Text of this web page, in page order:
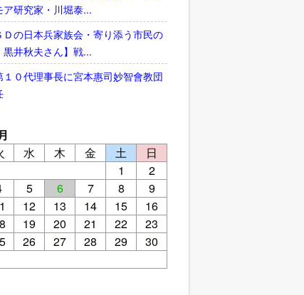
ア研究家・川堀泰...
Ｄの日本兵家族会・寄り添う市民の
黒井秋夫さん】戦...
０代理事長に宮本惠司妙智會教団
水 木 金 土
日
1
2
5 6 7 8
9
12 13 14 15
16
19 20 21 22
23
26 27 28 29
30